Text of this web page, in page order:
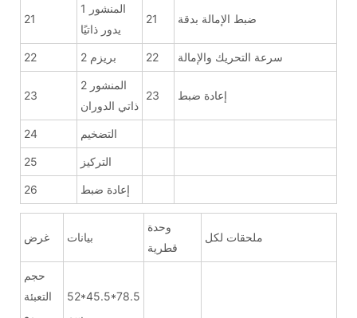
21
المنشور 1
يدور ذاتيًا
21 ضبط الإمالة بدقة
22 بريزم 2 22 سرعة التحريك والإمالة
23
المنشور 2
ذاتي الدوران
23 إعادة ضبط
24 التضخيم
25 التركيز
26 إعادة ضبط
غرض بيانات
وحدة
قطرية
ملحقات لكل
حجم
التعبئة
52*45.5*78.5